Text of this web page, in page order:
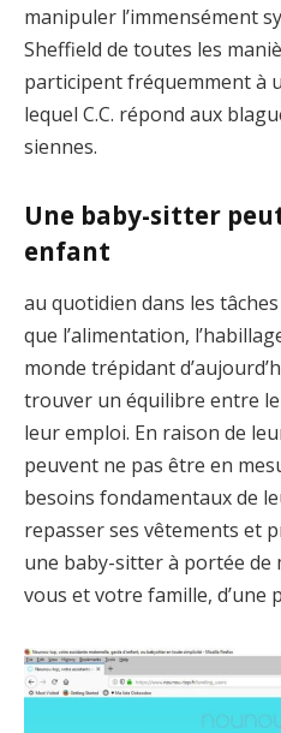
manipuler l’immensément
Sheffield de toutes les
participent fréquemment à
lequel C.C. répond aux
siennes.
Une baby-sitter
enfant
au quotidien dans les
que l’alimentation,
monde trépidant
trouver un équilibre entre
leur emploi. En raison de
peuvent ne pas être en
besoins fondamentaux de
repasser ses vêtements et
une baby-sitter à portée de
vous et votre famille, d’une